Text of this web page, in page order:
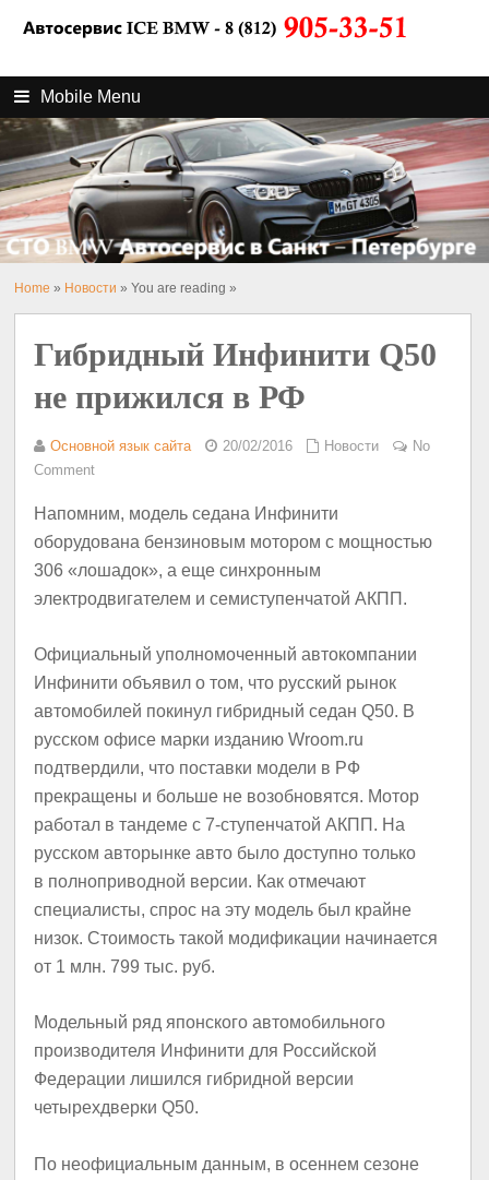
Mobile Menu
Home » Новости » You are reading »
Гибридный Инфинити Q50
не прижился в РФ
Основной язык сайта 20/02/2016 Новости
No
Comment
Напомним, модель седана Инфинити
оборудована бензиновым мотором с мощностью
306 «лошадок», а еще синхронным
электродвигателем и семиступенчатой АКПП.
Официальный уполномоченный автокомпании
Инфинити объявил о том, что русский рынок
автомобилей покинул гибридный седан Q50. В
русском офисе марки изданию Wroom.ru
подтвердили, что поставки модели в РФ
прекращены и больше не возобновятся. Мотор
работал в тандеме с 7-ступенчатой АКПП. На
русском авторынке авто было доступно только
в полноприводной версии. Как отмечают
специалисты, спрос на эту модель был крайне
низок. Стоимость такой модификации начинается
от 1 млн. 799 тыс. руб.
Модельный ряд японского автомобильного
производителя Инфинити для Российской
Федерации лишился гибридной версии
четырехдверки Q50.
По неофициальным данным, в осеннем сезоне